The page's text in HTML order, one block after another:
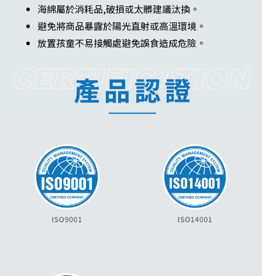
海綿屬於消耗品,破損或太髒建議汰換。
避免將商品暴露於陽光直射或高溫環境。
放置孩童不易接觸處避免誤食造成危險。